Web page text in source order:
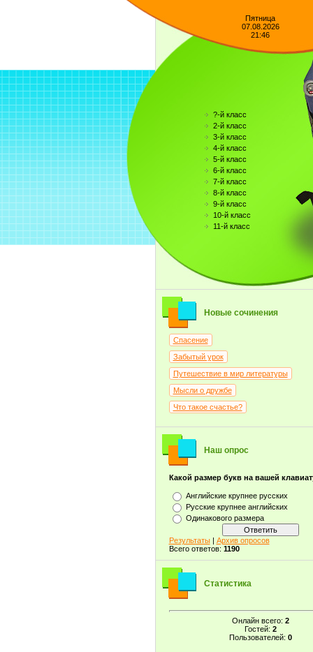
Пятница
07.08.2026
21:46
?-й класс
2-й класс
3-й класс
4-й класс
5-й класс
6-й класс
7-й класс
8-й класс
9-й класс
10-й класс
11-й класс
Новые сочинения
Спасение
Забытый урок
Путешествие в мир литературы
Мысли о дружбе
Что такое счастье?
Наш опрос
Какой размер букв на вашей
Английские крупнее русских
Русские крупнее английских
Одинакового размера
Результаты| Архив опросов
Всего ответов: 1190
Статистика
Онлайн всего: 2
Гостей: 2
Пользователей: 0